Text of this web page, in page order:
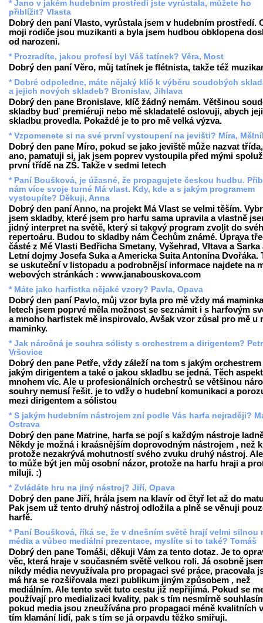
* Jano v jakém hudebním prostředí jste vyrůstala, můžete ho
přiblížit? Vlasta
Dobrý den paní Vlasto, vyrůstala jsem v hudebním prostředí.
moji rodiče jsou muzikanti a byla jsem hudbou obklopena
od narozeni.
* Prozradíte, jakou profesí byl Váš tatínek? Věra, Most
Dobrý den paní Věro, můj tatínek je flétnista, takže též
* Dobré odpoledne, máte nějaký klíč k výběru soudobých
a jejich nových skladeb? Bronislav, Jihlava
Dobrý den pane Bronislave, klíč žádný nemám. Většinou
skladby buď premiéruji nebo mě skladatelé oslovuji, abych
skladbu provedla. Pokaždé je to pro mě velká výzva.
* Vzpomenete si na své první vystoupení na jevišti? Míra,
Dobrý den pane Míro, pokud se jako jeviště může nazvat
ano, pamatuji si, jak jsem poprev vystoupila před mými
první třídě na ZŠ. Takže v sedmi letech
* Paní Boušková, je úžasné, že propagujete českou hudbu.
nám více svoje turné Má vlast. Kdy, kde a s jakým programem
vystoupíte? Děkuji, Anna
Dobrý den paní Anno, na projekt Má Vlast se velmi těším.
jsem skladby, které jsem pro harfu sama upravila a vlastně
jidný interpret na světě, který si takový program zvolit do
repertoáru. Budou to skladby nám Čechům známé. Úprava
částé z Mé Vlasti Bedřicha Smetany, Vyšehrad, Vltava a Šarka
Letní dojmy Josefa Suka a Americka Suita Antonína Dvořáka.
se uskuteční v listopadu a podrobnějsí informace najdete na
webových stránkách : www.janabouskova.com
* Máte jako harfistka nějaké vzory? Pavla, Opava
Dobrý den paní Pavlo, můj vzor byla pro mě vždy má
letech jsem poprvé měla možnost se seznámit i s harfovým
a mnoho harfistek mě inspirovalo, Avšak vzor zůsal pro mě u
maminky.
* Jak náročná je souhra sólisty s orchestrem a dirigentem?
Vršovice
Dobrý den pane Petře, vždy záleží na tom s jakým orchestrem
jakým dirigentem a také o jakou skladbu se jedná. Těch
mnohem víc. Ale u profesionálních orchestrů se většinou
souhry nemusí řešit. je to vdžy o hudební komunikaci a
mezi dirigentem a sólistou
* S jakým hudebním nástrojem zní podle Vás harfa nejraději?
Ostrava
Dobrý den pane Matrine, harfa se pojí s každým nástroje
Někdy je možná i kraásnějším doprovodným nástrojem , než
protože nezakrývá mohutností svého zvuku druhý nástroj.
to může být jen můj osobní názor, protože na harfu hraji a
miluji. :)
* Zvládáte hru na jiný nástroj? Jiří, Opava
Dobrý den pane Jiří, hrála jsem na klavír od čtyř let až do
Pak jsem už tento druhý nástroj odložila a plně se věnuji
harfě.
* Paní Boušková, říká se, že v dnešním světě hrají velmi silnou
média a vůbec mediální prezentace, myslíte si to také? Tomáš
Dobrý den pane Tomáši, děkuji Vám za tento dotaz. Je to
věc, která hraje v současném světě velkou roli. Já osobně
nikdy média nevyužívala pro propagaci své práce, pracovala
má hra se rozšiřovala mezi publikum jiným způsobem , než
mediálním. Ale tento svět tuto cestu již nepřijímá. Pokud se
používají pro medializaci kvality, pak s tím nesmírně
pokud media jsou zneužívána pro propagaci méně kvalitních
tím klamání lidí, pak s tím se já orpavdu těžko smiřuji.